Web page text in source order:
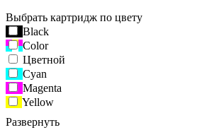
Выбрать картридж по цвету
Black
Color
Цветной
Cyan
Magenta
Yellow
Развернуть